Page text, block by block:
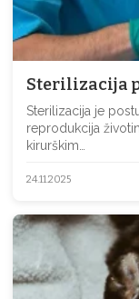
Sterilizacija
Sterilizacija je
reprodukcija
kirurškim…
24.11.2025